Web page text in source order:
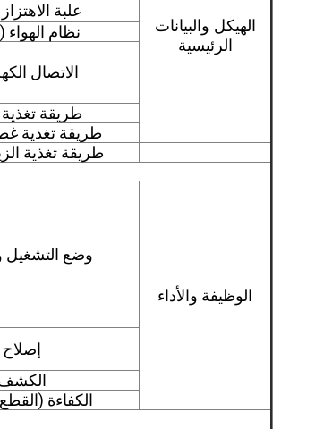
الهيكل والبيانات
الرئيسية
علبة
نظام الهواء (Mpa)
الاتصال
طريقة تغذية
طريقة تغذية
طريقة تغذية
الوظيفة والأداء
وضع التشغيل
إصلاح
الكفاءة